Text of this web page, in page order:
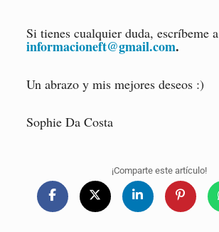
Si tienes cualquier duda, escríbeme a
informacioneft@gmail.com.
Un abrazo y mis mejores deseos :)
Sophie Da Costa
¡Comparte este artículo!